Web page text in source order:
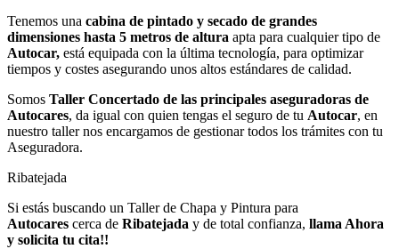
Tenemos una cabina de pintado y secado de grandes
dimensiones hasta 5 metros de altura apta para cualquier tipo de
Autocar, está equipada con la última tecnología, para optimizar
tiempos y costes asegurando unos altos estándares de calidad.
Somos Taller Concertado de las principales aseguradoras de
Autocares, da igual con quien tengas el seguro de tu Autocar, en
nuestro taller nos encargamos de gestionar todos los trámites con tu
Aseguradora.
Ribatejada
Si estás buscando un Taller de Chapa y Pintura para
Autocares cerca de Ribatejada y de total confianza, llama Ahora
y solicita tu cita!!